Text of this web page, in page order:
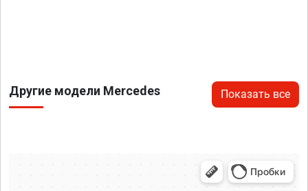
Другие модели Mercedes Показать все